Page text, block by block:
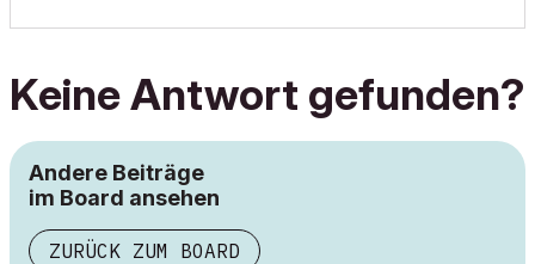
Keine Antwort gefunden?
Andere Beiträge
im Board ansehen
ZURÜCK ZUM BOARD